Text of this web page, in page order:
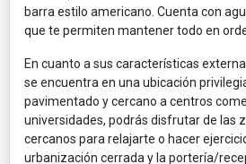
barra estilo americano. Cuenta con
que te permiten mantener todo en
En cuanto a sus características
se encuentra en una ubicación
pavimentado y cercano a centros
universidades, podrás disfrutar de las
cercanos para relajarte o hacer
urbanización cerrada y la portería/